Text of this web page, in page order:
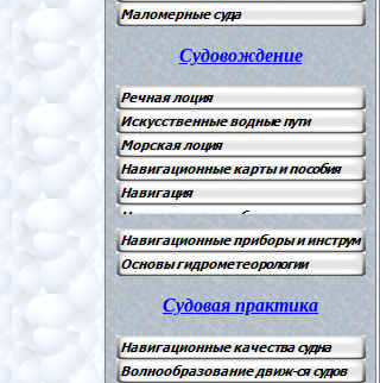
Судовождение
Судовая практика